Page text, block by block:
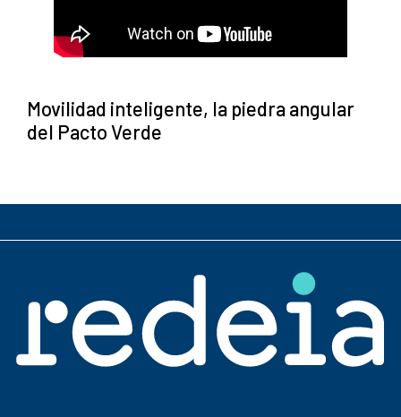
Movilidad inteligente, la piedra angular
del Pacto Verde